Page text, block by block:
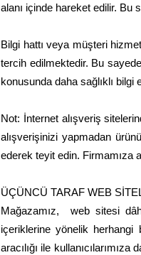
alanı içinde hareket edilir. Bu
Bilgi hattı veya müşteri
tercih edilmektedir. Bu
konusunda daha sağlıklı bilgi
Not: İnternet alışveriş
alışverişinizi yapmadan
ederek teyit edin. Firmamıza
ÜÇÜNCÜ TARAF WEB
Mağazamız, web sitesi
içeriklerine yönelik herhangi
aracılığı ile